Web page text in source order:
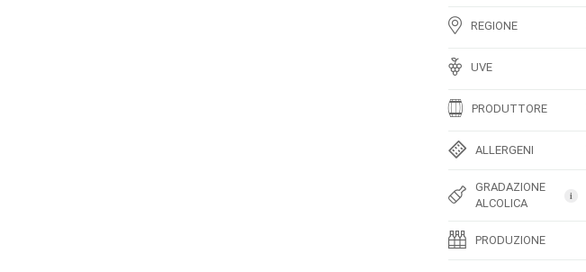
REGIONE
UVE
PRODUTTORE
ALLERGENI
GRADAZIONE
ALCOLICA
i
PRODUZIONE